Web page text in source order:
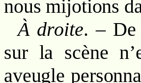
nous mijotions
À droite. –
sur la scène
aveugle